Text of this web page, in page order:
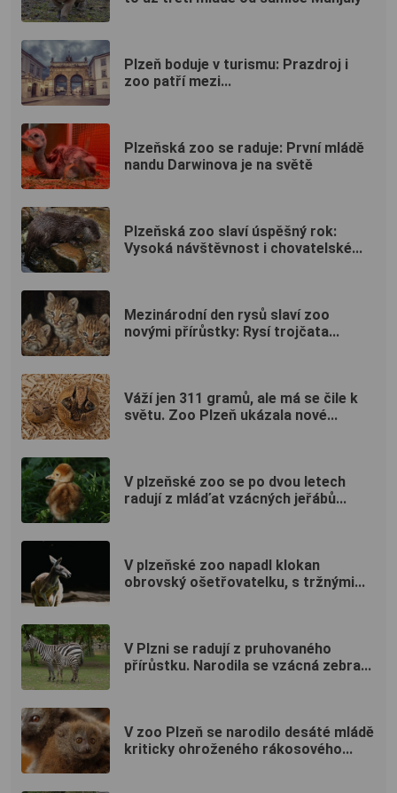
Plzeň boduje v turismu: Prazdroj i
zoo patří mezi...
Plzeňská zoo se raduje: První mládě
nandu Darwinova je na světě
Plzeňská zoo slaví úspěšný rok:
Vysoká návštěvnost i chovatelské...
Mezinárodní den rysů slaví zoo
novými přírůstky: Rysí trojčata...
Váží jen 311 gramů, ale má se čile k
světu. Zoo Plzeň ukázala nové...
V plzeňské zoo se po dvou letech
radují z mláďat vzácných jeřábů...
V plzeňské zoo napadl klokan
obrovský ošetřovatelku, s tržnými...
V Plzni se radují z pruhovaného
přírůstku. Narodila se vzácná zebra...
V zoo Plzeň se narodilo desáté mládě
kriticky ohroženého rákosového...